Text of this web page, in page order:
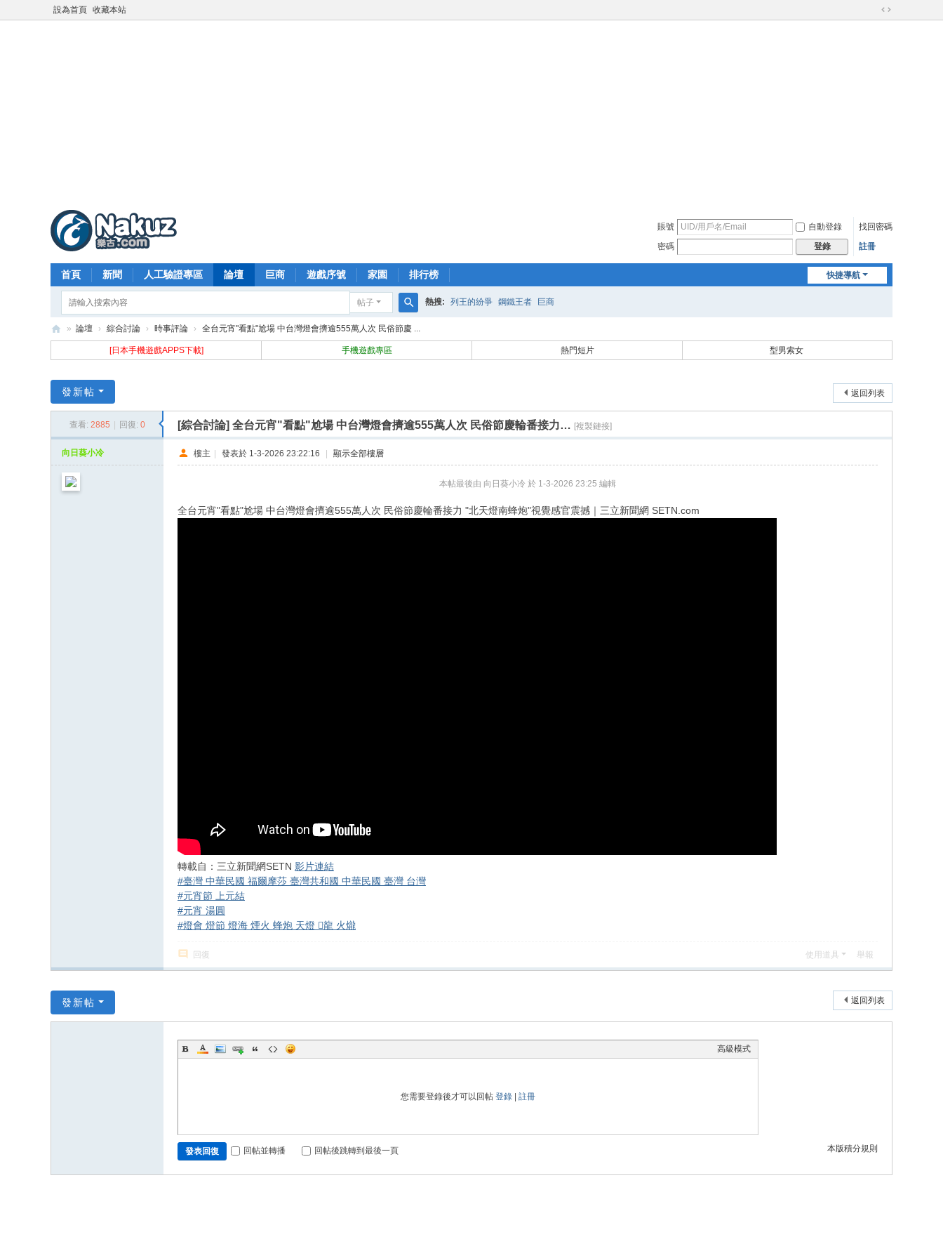
設為首頁 收藏本站
切
賬號 自動登錄
找回密碼
密碼
登錄 註冊
快捷導航
首頁 新聞 人工驗證專區 論壇 巨商 遊戲序號 家園 排行榜
帖子
搜
索
熱搜: 列王的紛爭 鋼鐵王者 巨商
ak
» 論壇 › 綜合討論 › 時事評論 › 全台元宵"看點"尬場 中台灣燈會擠逾555萬人次 民俗節慶 ...
[日本手機遊戲APPS下載] 手機遊戲專區 熱門短片 型男索女
返回列表
發新帖
查看: 2885 回復: 0 [綜合討論] 全台元宵"看點"尬場 中台灣燈會擠逾555萬人次 民俗節慶輪番接力… [複製鏈接]
向日葵小冷 樓主 | 發表於 1-3-2026 23:22:16 | 顯示全部樓層
本帖最後由 向日葵小冷 於 1-3-2026 23:25 編輯
全台元宵"看點"尬場 中台灣燈會擠逾555萬人次 民俗節慶輪番接力 "北天燈南蜂炮"視覺感官震撼｜三立新聞網 SETN.com
轉載自：三立新聞網SETN 影片連結
#臺灣 中華民國 福爾摩莎 臺灣共和國 中華民國 臺灣 台灣
#元宵節 上元結
#元宵 湯圓
#燈會 燈節 燈海 煙火 蜂炮 天燈 𪹚龍 火爖
回復 使用道具 舉報
返回列表
發新帖
高級模式
您需要登錄後才可以回帖 登錄 註冊
本版積分規則
發表回復 回帖並轉播 回帖後跳轉到最後一頁